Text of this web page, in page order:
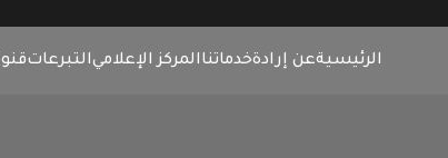
الرئيسيةعن إرادةخدماتناالمركز الإعلاميالتبرعات